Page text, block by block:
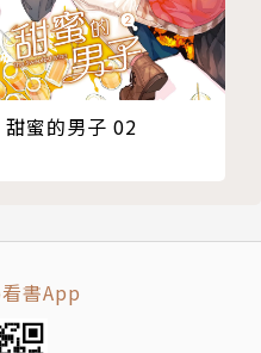
甜蜜的男子 02
書App